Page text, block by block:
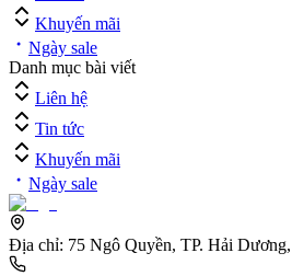
Khuyến mãi
Ngày sale
Danh mục bài viết
Liên hệ
Tin tức
Khuyến mãi
Ngày sale
Địa chỉ: 75 Ngô Quyền, TP. Hải